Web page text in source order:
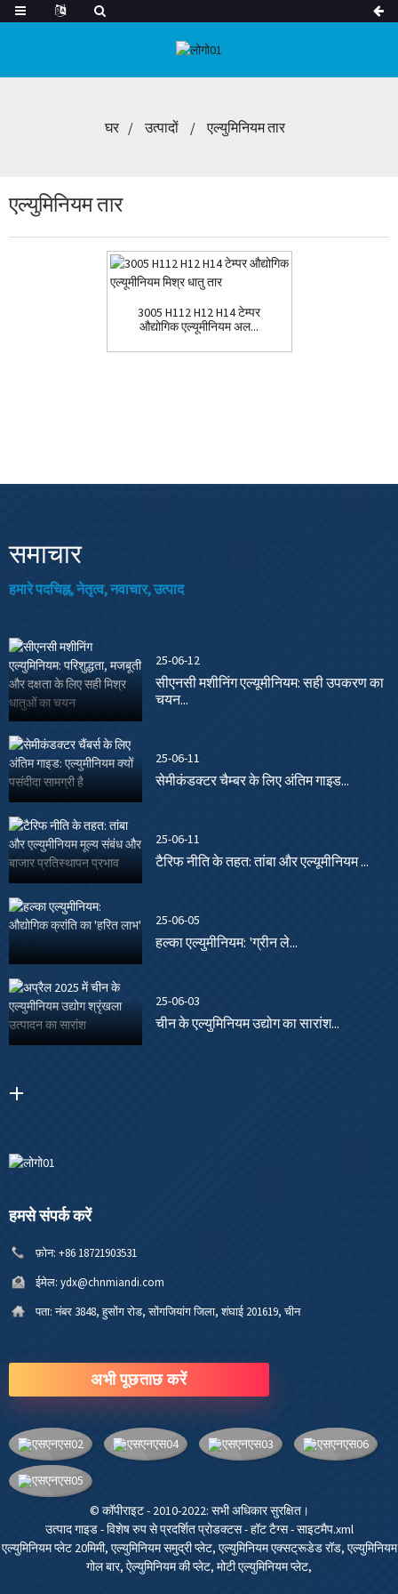
घर उत्पादों एल्युमिनियम तार
एल्युमिनियम तार
3005 H112 H12 H14 टेम्पर
औद्योगिक एल्यूमीनियम अल...
समाचार
हमारे पदचिह्न, नेतृत्व, नवाचार, उत्पाद
25-06-12
सीएनसी मशीनिंग एल्यूमीनियम: सही उपकरण का
चयन...
25-06-11
सेमीकंडक्टर चैम्बर के लिए अंतिम गाइड...
25-06-11
टैरिफ नीति के तहत: तांबा और एल्यूमीनियम ...
25-06-05
हल्का एल्युमीनियम: 'ग्रीन ले...
25-06-03
चीन के एल्युमिनियम उद्योग का सारांश...
हमसे संपर्क करें
फ़ोन: +86 18721903531
ईमेल: ydx@chnmiandi.com
पता: नंबर 3848, हुसोंग रोड, सोंगजियांग जिला, शंघाई 201619, चीन
अभी पूछताछ करें
© कॉपीराइट - 2010-2022: सभी अधिकार सुरक्षित।
उत्पाद गाइड-विशेष रुप से प्रदर्शित प्रोडक्टस-हॉट टैग्स-साइटमैप.xml
एल्युमिनियम प्लेट 20मिमी, एल्युमिनियम समुद्री प्लेट, एल्युमिनियम एक्सट्रूडेड रॉड, एल्युमिनियम
गोल बार, ऐल्युमिनियम की प्लेट, मोटी एल्युमिनियम प्लेट,